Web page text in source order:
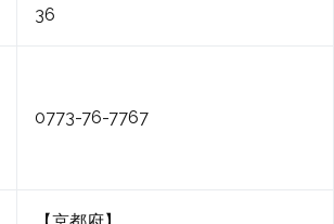
36
0773-76-7767